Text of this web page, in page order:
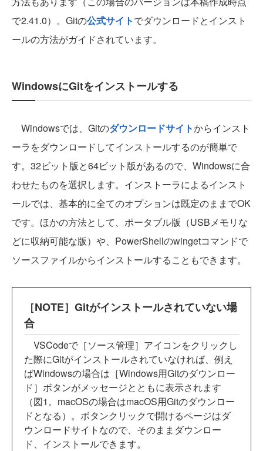
で2.41.0）。Gitの公式サイトでダウンロードとインスト
ールの方法がガイドされています。
WindowsにGitをインストールする
Windowsでは、Gitのダウンロードサイトからインスト
ーラをダウンロードしてインストールするのが簡単で
す。32ビット版と64ビット版があるので、Windowsに合
わせたものを選択します。インストーラによるインスト
ールでは、基本的に全てのオプションは既定のままでOK
です。ほかの方法として、ポータブル版（USBメモリな
どに収納可能な版）や、PowerShellのwingetコマンドで
ソースファイルからインストールすることもできます。
［NOTE］Gitがインストールされていない場
合
VSCodeで［ソース管理］アイコンをクリックし
た際にGitがインストールされていなければ、例え
ばWindowsの場合は［Windows用Gitのダウンロー
ド］ボタンがメッセージとともに表示されます
（図1。macOSの場合はmacOS用Gitのダウンロー
ドとなる）。ボタンクリックで開けるページはダ
ウンロードサイトなので、そのままダウンロー
ド、インストールできます。